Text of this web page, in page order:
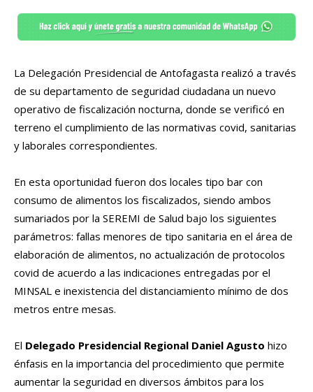
La Delegación Presidencial de Antofagasta realizó a través
de su departamento de seguridad ciudadana un nuevo
operativo de fiscalización nocturna, donde se verificó en
terreno el cumplimiento de las normativas covid, sanitarias
y laborales correspondientes.
En esta oportunidad fueron dos locales tipo bar con
consumo de alimentos los fiscalizados, siendo ambos
sumariados por la SEREMI de Salud bajo los siguientes
parámetros: fallas menores de tipo sanitaria en el área de
elaboración de alimentos, no actualización de protocolos
covid de acuerdo a las indicaciones entregadas por el
MINSAL e inexistencia del distanciamiento mínimo de dos
metros entre mesas.
El Delegado Presidencial Regional Daniel Agusto hizo
énfasis en la importancia del procedimiento que permite
aumentar la seguridad en diversos ámbitos para los